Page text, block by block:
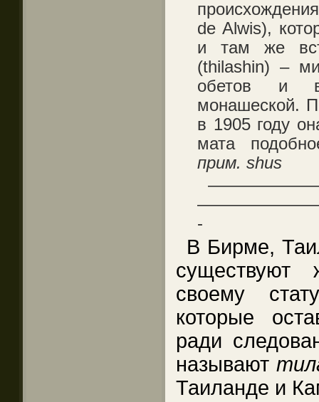
de Alwis),
и там же
(thilashin) –
обетов и
монашеской.
в 1905 году
мата
прим. shus
-
В Бирме,
своему
которые
ради
называют
Таиланде и